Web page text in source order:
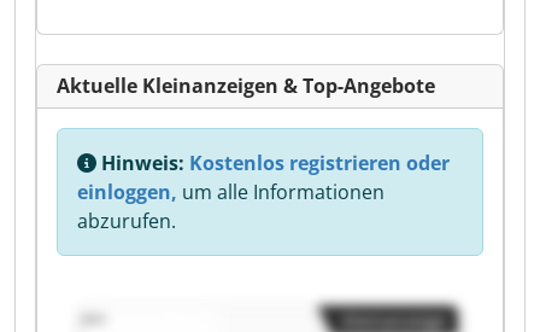
Aktuelle Kleinanzeigen & Top-Angebote
Hinweis: Kostenlos registrieren oder
einloggen, um alle Informationen
abzurufen.